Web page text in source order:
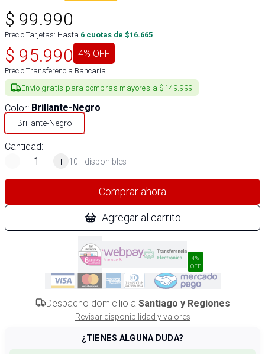
$ 99.990
Precio Tarjetas: Hasta 6 cuotas de $16.665
$ 95.990 4% OFF
Precio Transferencia Bancaria
Envío gratis para compras mayores a $149.999
Color: Brillante-Negro
Brillante-Negro
Cantidad:
-
+ 10+ disponibles
Comprar ahora
Agregar al carrito
4%
OFF
Despacho domicilio a Santiago y Regiones
Revisar disponibilidad y valores
¿TIENES ALGUNA DUDA?